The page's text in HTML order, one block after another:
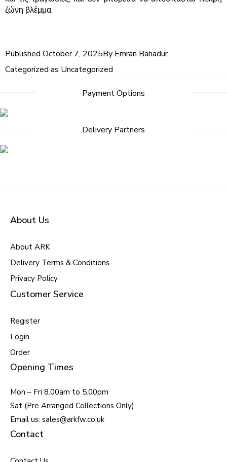
ζώνη βλέμμα.
Published October 7, 2025By Emran Bahadur
Categorized as Uncategorized
Payment Options
Delivery Partners
About Us
About ARK
Delivery Terms & Conditions
Privacy Policy
Customer Service
Register
Login
Order
Opening Times
Mon – Fri 8.00am to 5.00pm
Sat (Pre Arranged Collections Only)
Email us: sales@arkfw.co.uk
Contact